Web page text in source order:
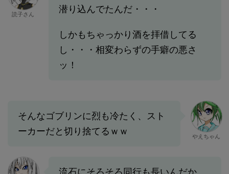
読子さん
潜り込んでたんだ・・・
しかもちゃっかり酒を拝借してる
し・・・相変わらずの手癖の悪さ
ッ！
そんなゴブリンに烈も冷たく、スト
ーカーだと切り捨てるｗｗ
やえちゃん